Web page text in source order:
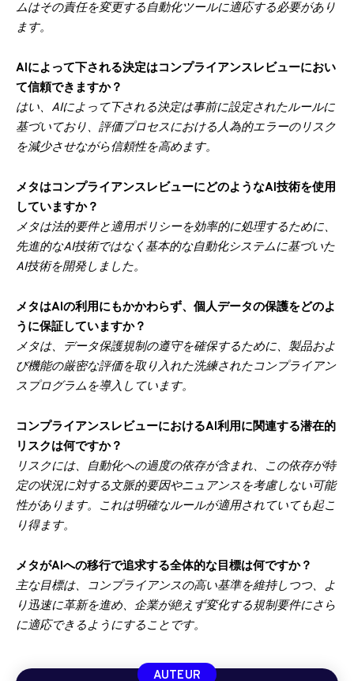
ムはその責任を変更する自動化ツールに適応する必要があり
ます。
AIによって下される決定はコンプライアンスレビューにおい
て信頼できますか？
はい、AIによって下される決定は事前に設定されたルールに
基づいており、評価プロセスにおける人為的エラーのリスク
を減少させながら信頼性を高めます。
メタはコンプライアンスレビューにどのようなAI技術を使用
していますか？
メタは法的要件と適用ポリシーを効率的に処理するために、
先進的なAI技術ではなく基本的な自動化システムに基づいた
AI技術を開発しました。
メタはAIの利用にもかかわらず、個人データの保護をどのよ
うに保証していますか？
メタは、データ保護規制の遵守を確保するために、製品およ
び機能の厳密な評価を取り入れた洗練されたコンプライアン
スプログラムを導入しています。
コンプライアンスレビューにおけるAI利用に関連する潜在的
リスクは何ですか？
リスクには、自動化への過度の依存が含まれ、この依存が特
定の状況に対する文脈的要因やニュアンスを考慮しない可能
性があります。これは明確なルールが適用されていても起こ
り得ます。
メタがAIへの移行で追求する全体的な目標は何ですか？
主な目標は、コンプライアンスの高い基準を維持しつつ、よ
り迅速に革新を進め、企業が絶えず変化する規制要件にさら
に適応できるようにすることです。
AUTEUR